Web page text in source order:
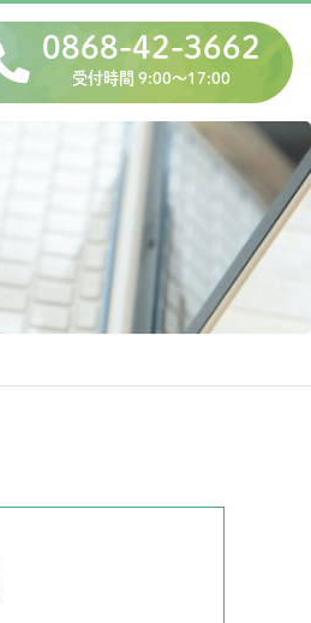
0868-42-3662
受付時間 9:00〜17:00